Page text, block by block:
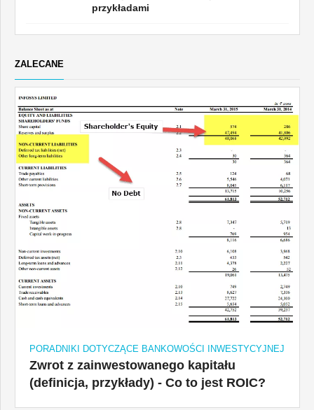
przykładami
ZALECANE
PORADNIKI DOTYCZĄCE BANKOWOŚCI INWESTYCYJNEJ
Zwrot z zainwestowanego kapitału
(definicja, przykłady) - Co to jest ROIC?